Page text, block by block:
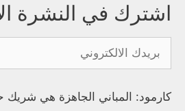
اشترك في النشرة
كارمود: المباني الجاهزة هي شريك